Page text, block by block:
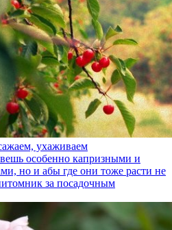
ухаживаем
особенно капризными и
но и абы где они тоже расти не
за посадочным